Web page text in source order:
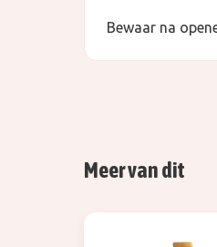
Bewaar na
Meer van dit